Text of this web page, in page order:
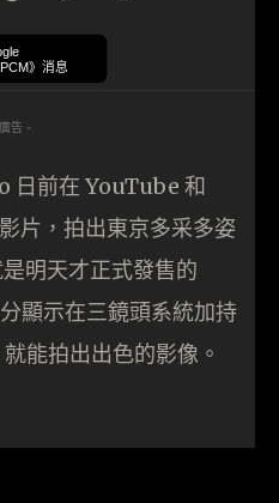
》消息
告 -
日前在 YouTube 和
片，拍出東京多采多姿
明天才正式發售的
顯示在三鏡頭系統加持
能拍出出色的影像。